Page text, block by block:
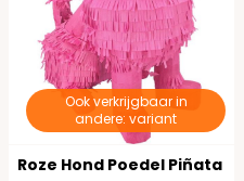
Ook verkrijgbaar in
andere: variant
Roze Hond Poedel Piñata